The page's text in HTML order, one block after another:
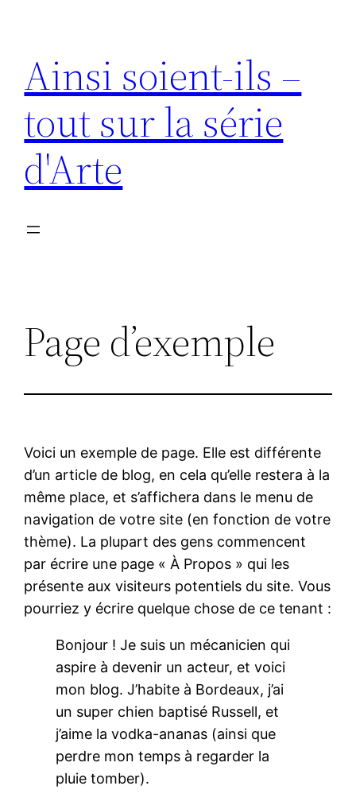
contenu
Ainsi soient-ils –
tout sur la série
d'Arte
Page d’exemple
Voici un exemple de page. Elle est différente
d’un article de blog, en cela qu’elle restera à la
même place, et s’affichera dans le menu de
navigation de votre site (en fonction de votre
thème). La plupart des gens commencent
par écrire une page « À Propos » qui les
présente aux visiteurs potentiels du site. Vous
pourriez y écrire quelque chose de ce tenant :
Bonjour ! Je suis un mécanicien qui
aspire à devenir un acteur, et voici
mon blog. J’habite à Bordeaux, j’ai
un super chien baptisé Russell, et
j’aime la vodka-ananas (ainsi que
perdre mon temps à regarder la
pluie tomber).